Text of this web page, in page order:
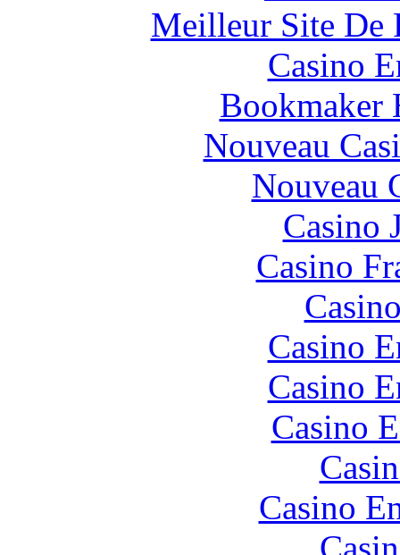
Meilleur Site De
Casino
Bookmaker
Nouveau
Nouveau
Casino
Casino
Casino
Casino
Casino
Casino